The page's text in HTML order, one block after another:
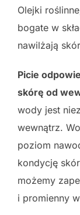
Olejki
bogate w
nawilżają
Picie
skórę od
wody jest
wewnątrz.
poziom
kondycję
możemy
i promienny